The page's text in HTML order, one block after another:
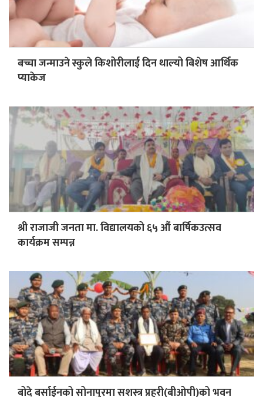
बच्चा जन्माउने स्कुले किशोरीलाई दिन थाल्यो बिशेष आर्थिक
प्याकेज
श्री राजाजी जनता मा. विद्यालयको ६५ औं बार्षिकउत्सव
कार्यक्रम सम्पन्न
बोदे बर्साईनको सोनापुरमा सशस्त्र प्रहरी(बीओपी)को भवन